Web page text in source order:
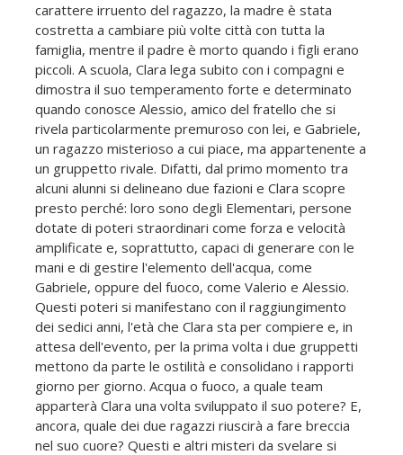
carattere irruento del ragazzo, la madre è stata
costretta a cambiare più volte città con tutta la
famiglia, mentre il padre è morto quando i figli erano
piccoli. A scuola, Clara lega subito con i compagni e
dimostra il suo temperamento forte e determinato
quando conosce Alessio, amico del fratello che si
rivela particolarmente premuroso con lei, e Gabriele,
un ragazzo misterioso a cui piace, ma appartenente a
un gruppetto rivale. Difatti, dal primo momento tra
alcuni alunni si delineano due fazioni e Clara scopre
presto perché: loro sono degli Elementari, persone
dotate di poteri straordinari come forza e velocità
amplificate e, soprattutto, capaci di generare con le
mani e di gestire l'elemento dell'acqua, come
Gabriele, oppure del fuoco, come Valerio e Alessio.
Questi poteri si manifestano con il raggiungimento
dei sedici anni, l'età che Clara sta per compiere e, in
attesa dell'evento, per la prima volta i due gruppetti
mettono da parte le ostilità e consolidano i rapporti
giorno per giorno. Acqua o fuoco, a quale team
apparterà Clara una volta sviluppato il suo potere? E,
ancora, quale dei due ragazzi riuscirà a fare breccia
nel suo cuore? Questi e altri misteri da svelare si